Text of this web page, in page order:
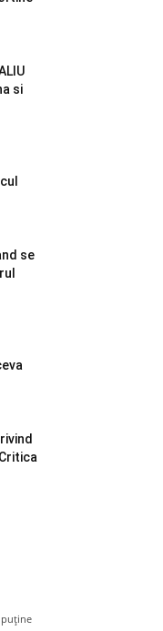
si
se
puține